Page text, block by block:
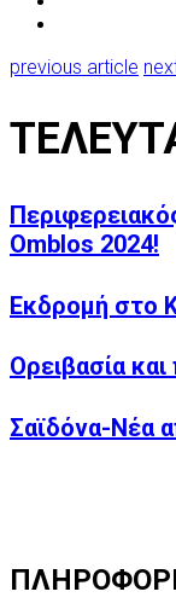
previous article
Omblos 2024!
Εκδρομή στο
Ορειβασία
Σαϊδόνα-Νέα